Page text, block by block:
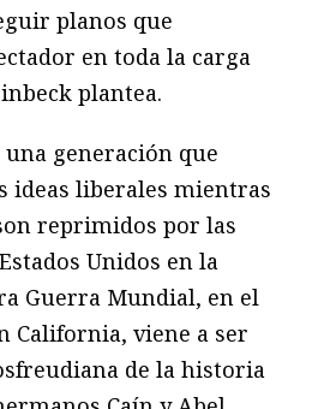
planos que
en toda la carga
plantea.
generación que
ideas liberales mientras
reprimidos por las
Unidos en la
Guerra Mundial, en el
California, viene a ser
de la historia